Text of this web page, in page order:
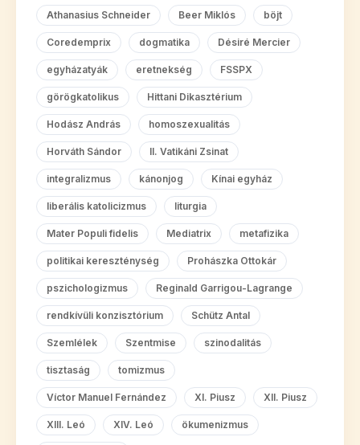
Athanasius Schneider Beer Miklós böjt
Coredemprix dogmatika Désiré Mercier
egyházatyák eretnekség FSSPX
görögkatolikus Hittani Dikasztérium
Hodász András homoszexualitás
Horváth Sándor II. Vatikáni Zsinat
integralizmus kánonjog Kínai egyház
liberális katolicizmus liturgia
Mater Populi fidelis Mediatrix metafizika
politikai kereszténység Prohászka Ottokár
pszichologizmus Reginald Garrigou-Lagrange
rendkívüli konzisztórium Schütz Antal
Szemlélek Szentmise szinodalitás
tisztaság tomizmus
Víctor Manuel Fernández XI. Piusz XII. Piusz
XIII. Leó XIV. Leó ökumenizmus